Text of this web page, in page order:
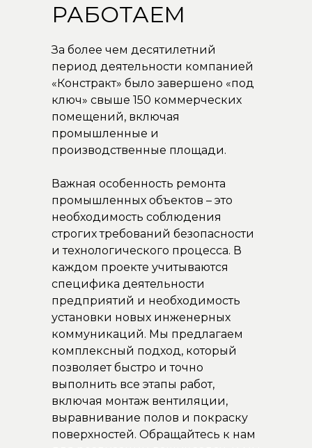
За более чем десятилетний
период деятельности компанией
«Констракт» было завершено «под
ключ» свыше 150 коммерческих
помещений, включая
промышленные и
производственные площади.
Важная особенность ремонта
промышленных объектов – это
необходимость соблюдения
строгих требований безопасности
и технологического процесса. В
каждом проекте учитываются
специфика деятельности
предприятий и необходимость
установки новых инженерных
коммуникаций. Мы предлагаем
комплексный подход, который
позволяет быстро и точно
выполнить все этапы работ,
включая монтаж вентиляции,
выравнивание полов и покраску
поверхностей. Обращайтесь к нам
РАБОТАЕМ